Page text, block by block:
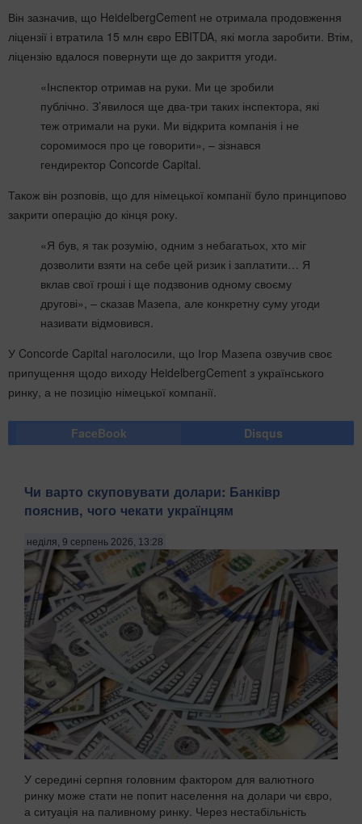
Він зазначив, що HeidelbergCement не отримала продовження
ліцензії і втратила 15 млн євро EBITDA, які могла заробити. Втім,
ліцензію вдалося повернути ще до закриття угоди.
«Інспектор отримав на руки. Ми це зробили
публічно. З’явилося ще два-три таких інспектора, які
теж отримали на руки. Ми відкрита компанія і не
соромимося про це говорити», – зізнався
гендиректор Concorde Capital.
Також він розповів, що для німецької компанії було принципово
закрити операцію до кінця року.
«Я був, я так розумію, одним з небагатьох, хто міг
дозволити взяти на себе цей ризик і заплатити… Я
вклав свої гроші і ще подзвонив одному своєму
другові», – сказав Мазепа, але конкретну суму угоди
називати відмовився.
У Concorde Capital наголосили, що Ігор Мазепа озвучив своє
припущення щодо виходу HeidelbergCement з українського
ринку, а не позицію німецької компанії.
FaceBook Disqus
Чи варто скуповувати долари: Банківр
пояснив, чого чекати українцям
неділя, 9 серпень 2026, 13:28
У середині серпня головним фактором для валютного
ринку може стати не попит населення на долари чи євро,
а ситуація на паливному ринку. Через нестабільність